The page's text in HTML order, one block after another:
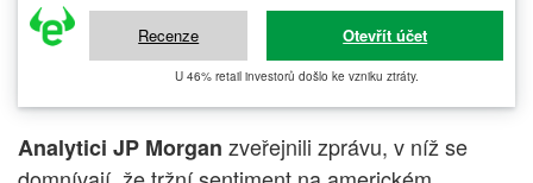
Recenze Otevřít účet
U 46% retail investorů došlo ke vzniku ztráty.
Analytici JP Morgan zveřejnili zprávu, v níž se